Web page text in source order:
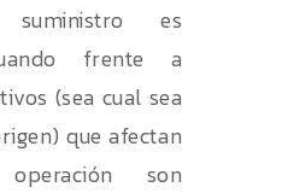
es
frente a
(sea cual sea
que afectan
son